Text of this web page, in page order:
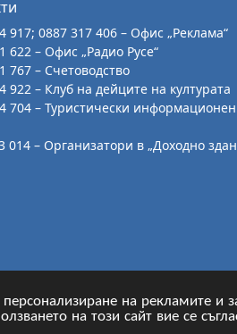
персонализиране на рекламите
на този сайт вие се
917; 0887 317 406 – Офис „Реклама“
622 – Офис „Радио Русе“
767 – Счетоводство
922 – Клуб на дейците на културата
704 – Туристически информационен
014 – Организатори в „Доходно
, Уеб Дизайн и